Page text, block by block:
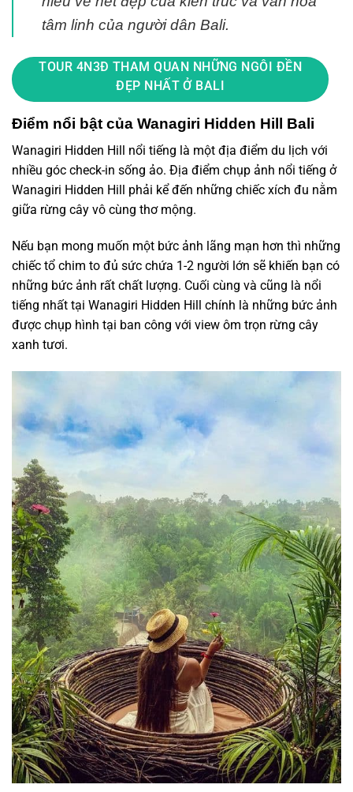
tâm linh của người dân Bali.
TOUR 4N3Đ THAM QUAN NHỮNG NGÔI ĐỀN
ĐẸP NHẤT Ở BALI
Điểm nổi bật của Wanagiri Hidden Hill Bali
Wanagiri Hidden Hill nổi tiếng là một địa điểm du lịch với
nhiều góc check-in sống ảo. Địa điểm chụp ảnh nổi tiếng ở
Wanagiri Hidden Hill phải kể đến những chiếc xích đu nằm
giữa rừng cây vô cùng thơ mộng.
Nếu bạn mong muốn một bức ảnh lãng mạn hơn thì những
chiếc tổ chim to đủ sức chứa 1-2 người lớn sẽ khiến bạn có
những bức ảnh rất chất lượng. Cuối cùng và cũng là nổi
tiếng nhất tại Wanagiri Hidden Hill chính là những bức ảnh
được chụp hình tại ban công với view ôm trọn rừng cây
xanh tươi.